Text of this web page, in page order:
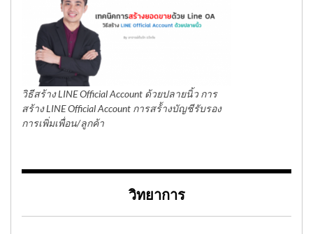
วิธีสร้าง LINE Official Account ด้วยปลายนิ้ว การ
สร้าง LINE Official Account การสร้้างบัญชีรับรอง
การเพิ่มเพื่อน/ลูกค้า
วิทยาการ